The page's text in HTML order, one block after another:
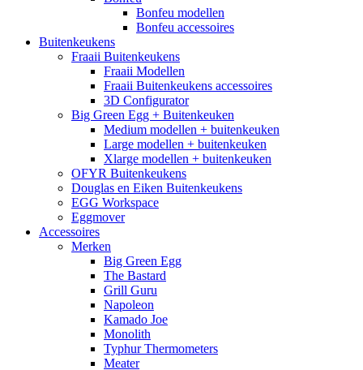
Bonfeu modellen
Bonfeu accessoires
Buitenkeukens
Fraaii Buitenkeukens
Fraaii Modellen
Fraaii Buitenkeukens accessoires
3D Configurator
Big Green Egg + Buitenkeuken
Medium modellen + buitenkeuken
Large modellen + buitenkeuken
Xlarge modellen + buitenkeuken
OFYR Buitenkeukens
Douglas en Eiken Buitenkeukens
EGG Workspace
Eggmover
Accessoires
Merken
Big Green Egg
The Bastard
Grill Guru
Napoleon
Kamado Joe
Monolith
Typhur Thermometers
Meater